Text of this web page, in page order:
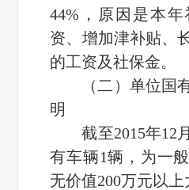
44%，原因是本
资、增加津补贴、
的工资及社保金。
（二）单位国
明
截至2015年12
有车辆1辆，为一
无价值200万元以上